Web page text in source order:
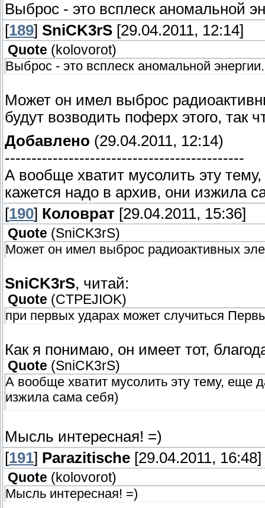
Выброс - это всплеск аномальной
[189] SniCK3rS [29.04.2011, 12:14]
Quote (kolovorot)
Выброс - это всплеск аномальной
Может он имел выброс
будут возводить поферх этого, так
Добавлено (29.04.2011, 12:14)
---------------------------------------------
А вообще хватит мусолить эту
кажется надо в архив, они изжила
[190] Коловрат [29.04.2011, 15:36]
Quote (SniCK3rS)
Может он имел выброс радиоактивных
SniCK3rS, читай:
Quote (CTPEJIOK)
при первых ударах может случиться
Как я понимаю, он имеет тот,
Quote (SniCK3rS)
А вообще хватит мусолить эту тему, еще
изжила сама себя)
Мысль интересная! =)
[191] Parazitische [29.04.2011, 16:48]
Quote (kolovorot)
Мысль интересная! =)